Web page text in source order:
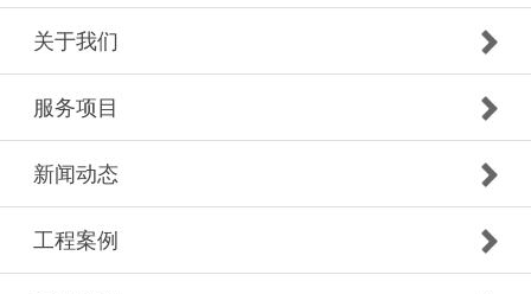
关于我们
服务项目
新闻动态
工程案例